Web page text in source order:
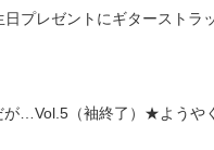
プレゼントにギターストラ
が…Vol.5（袖終了）★ようやく